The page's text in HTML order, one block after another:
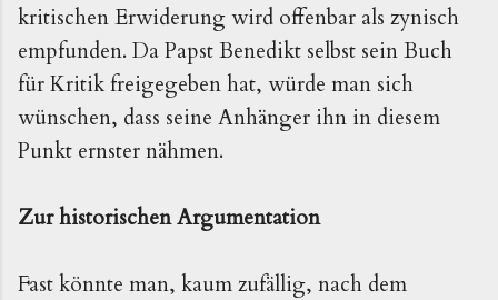
kritischen Erwiderung wird offenbar als zynisch
empfunden. Da Papst Benedikt selbst sein Buch
für Kritik freigegeben hat, würde man sich
wünschen, dass seine Anhänger ihn in diesem
Punkt ernster nähmen.
Zur historischen Argumentation
Fast könnte man, kaum zufällig, nach dem